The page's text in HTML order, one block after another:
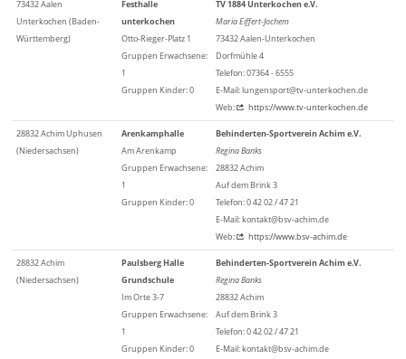
73432 Aalen
Unterkochen (Baden-
Württemberg)
Festhalle
unterkochen
Otto-Rieger-Platz 1
Gruppen Erwachsene:
1
Gruppen Kinder: 0
TV 1884 Unterkochen e.V.
Maria Eiffert-Jochem
73432 Aalen-Unterkochen
Dorfmühle 4
Telefon: 07364 - 6555
E-Mail: lungensport@tv-unterkochen.de
Web:
https://www.tv-unterkochen.de
28832 Achim Uphusen
(Niedersachsen)
Arenkamphalle
Am Arenkamp
Gruppen Erwachsene:
1
Gruppen Kinder: 0
Behinderten-Sportverein Achim e.V.
Regina Banks
28832 Achim
Auf dem Brink 3
Telefon: 0 42 02 / 47 21
E-Mail: kontakt@bsv-achim.de
Web:
https://www.bsv-achim.de
28832 Achim
(Niedersachsen)
Paulsberg Halle
Grundschule
Im Orte 3-7
Gruppen Erwachsene:
1
Gruppen Kinder: 0
Behinderten-Sportverein Achim e.V.
Regina Banks
28832 Achim
Auf dem Brink 3
Telefon: 0 42 02 / 47 21
E-Mail: kontakt@bsv-achim.de